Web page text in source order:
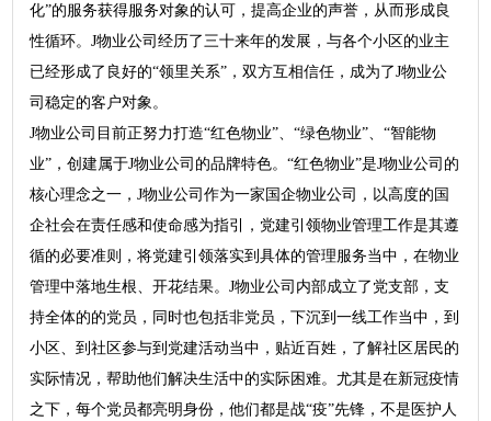
化”的服务获得服务对象的认可，提高企业的声誉，从而形成良
性循环。J物业公司经历了三十来年的发展，与各个小区的业主
已经形成了良好的“领里关系”，双方互相信任，成为了J物业公
司稳定的客户对象。
J物业公司目前正努力打造“红色物业”、“绿色物业”、“智能物
业”，创建属于J物业公司的品牌特色。“红色物业”是J物业公司的
核心理念之一，J物业公司作为一家国企物业公司，以高度的国
企社会在责任感和使命感为指引，党建引领物业管理工作是其遵
循的必要准则，将党建引领落实到具体的管理服务当中，在物业
管理中落地生根、开花结果。J物业公司内部成立了党支部，支
持全体的的党员，同时也包括非党员，下沉到一线工作当中，到
小区、到社区参与到党建活动当中，贴近百姓，了解社区居民的
实际情况，帮助他们解决生活中的实际困难。尤其是在新冠疫情
之下，每个党员都亮明身份，他们都是战“疫”先锋，不是医护人